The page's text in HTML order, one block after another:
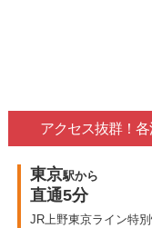
アクセス抜群！
東京駅から
直通5分
JR上野東京ライン特